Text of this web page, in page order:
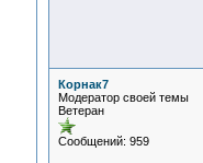
Корнак7
Модератор своей темы
Ветеран
Сообщений: 959